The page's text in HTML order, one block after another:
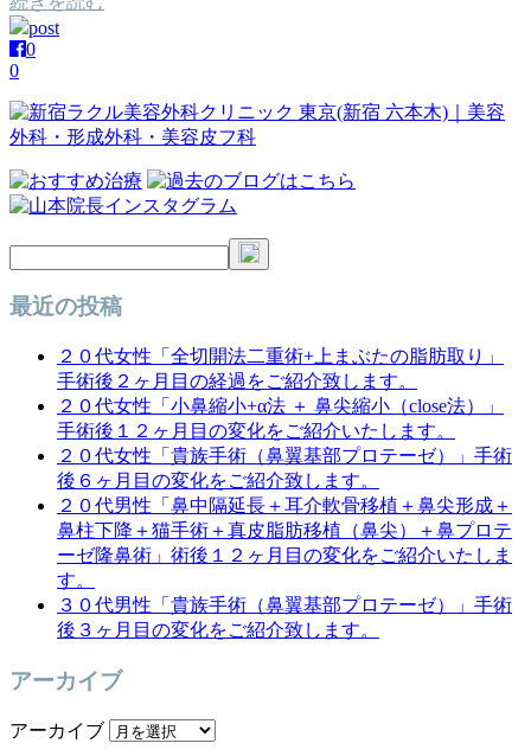
post
0
0
最近の投稿
２０代女性「全切開法二重術+上まぶたの脂肪取り」
手術後２ヶ月目の経過をご紹介致します。
２０代女性「小鼻縮小+α法 ＋ 鼻尖縮小（close法）」
手術後１２ヶ月目の変化をご紹介いたします。
２０代女性「貴族手術（鼻翼基部プロテーゼ）」手術
後６ヶ月目の変化をご紹介致します。
２０代男性「鼻中隔延長＋耳介軟骨移植＋鼻尖形成＋
鼻柱下降＋猫手術＋真皮脂肪移植（鼻尖）＋鼻プロテ
ーゼ隆鼻術」術後１２ヶ月目の変化をご紹介いたしま
す。
３０代男性「貴族手術（鼻翼基部プロテーゼ）」手術
後３ヶ月目の変化をご紹介致します。
アーカイブ
アーカイブ